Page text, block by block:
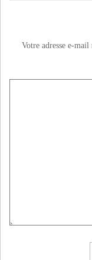
Votre adresse e-mail